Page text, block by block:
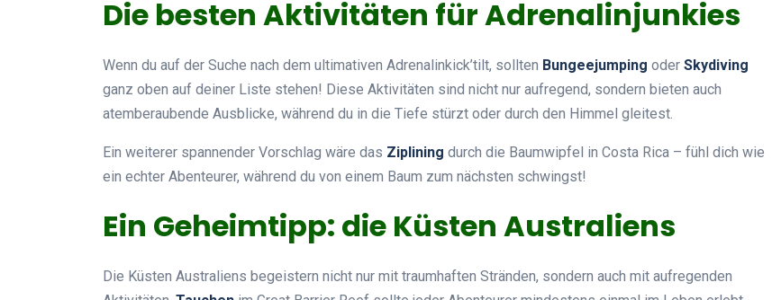
Die besten Aktivitäten für Adrenalinjunkies
Wenn du auf der Suche nach dem ultimativen Adrenalinkick’tilt, sollten Bungeejumping oder Skydiving
ganz oben auf deiner Liste stehen! Diese Aktivitäten sind nicht nur aufregend, sondern bieten auch
atemberaubende Ausblicke, während du in die Tiefe stürzt oder durch den Himmel gleitest.
Ein weiterer spannender Vorschlag wäre das Ziplining durch die Baumwipfel in Costa Rica – fühl dich wie
ein echter Abenteurer, während du von einem Baum zum nächsten schwingst!
Ein Geheimtipp: die Küsten Australiens
Die Küsten Australiens begeistern nicht nur mit traumhaften Stränden, sondern auch mit aufregenden